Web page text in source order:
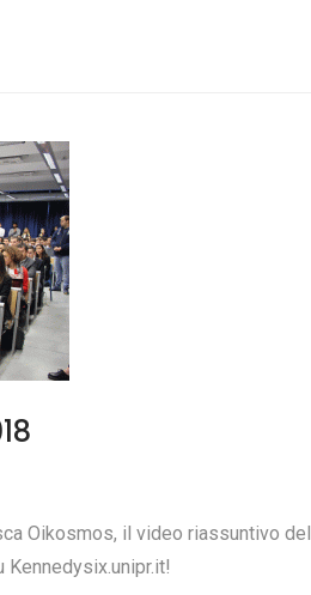
Oikosmos, il video riassuntivo del
Kennedysix.unipr.it!